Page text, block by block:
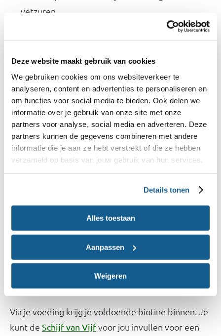
Deze website maakt gebruik van cookies
We gebruiken cookies om ons websiteverkeer te
analyseren, content en advertenties te personaliseren en
om functies voor social media te bieden. Ook delen we
informatie over je gebruik van onze site met onze
partners voor analyse, social media en adverteren. Deze
partners kunnen de gegevens combineren met andere
informatie die je aan ze hebt verstrekt of die ze hebben
verzameld op basis van jouw gebruik van hun services.
Details tonen
Alles toestaan
Aanpassen
Weigeren
vetzuren.
Biotine draagt bij aan het behoud van een
normale huid en normaal haar.
Biotine is belangrijk voor de werking van het
zenuwstelsel.
Hoeveel biotine (vitamine B8) heb
je per dag nodig?
Voor biotine zijn te weinig gegevens beschikbaar
om een voedingsnorm te bepalen. Toch heeft de
adequate inname (AI)
bepaald die aangeeft hoeveel biotine je op een
dag zou moeten binnenkrijgen. In de tabel
hieronder zie je de AI van biotine voor
verschillende groepen. Deze hoeveelheid moet je
richting aan hoeveel je nodig hebt per dag.
Via je voeding krijg je voldoende biotine binnen. Je
kunt de Schijf van Vijfvoor jou invullen voor een